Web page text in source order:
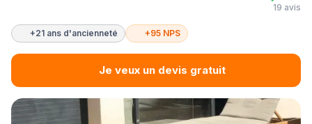
19 avis
+21 ans d'ancienneté +95 NPS
Je veux un devis gratuit